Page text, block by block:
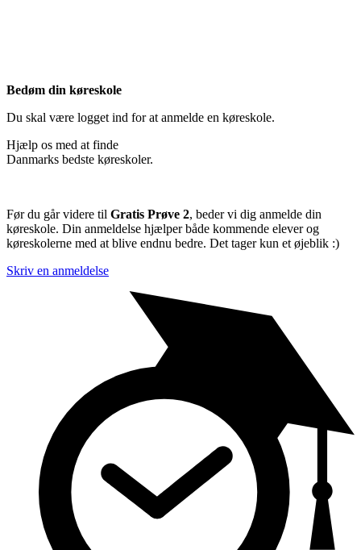
Bedøm din køreskole
Du skal være logget ind for at anmelde en køreskole.
Hjælp os med at finde
Danmarks bedste køreskoler.
Før du går videre til Gratis Prøve 2, beder vi dig anmelde din
køreskole. Din anmeldelse hjælper både kommende elever og
køreskolerne med at blive endnu bedre. Det tager kun et øjeblik :)
Skriv en anmeldelse